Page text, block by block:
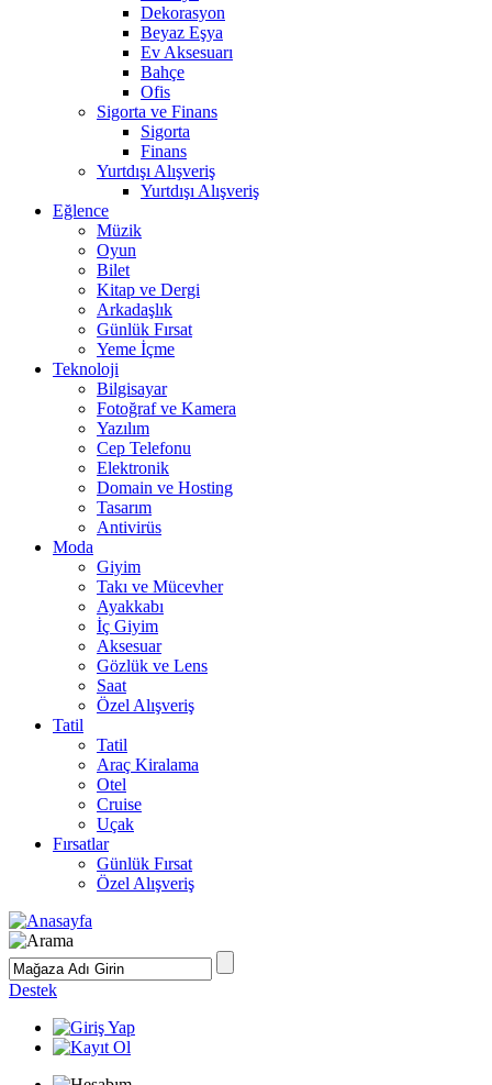
Dekorasyon
Beyaz Eşya
Ev Aksesuarı
Bahçe
Ofis
Sigorta ve Finans
Sigorta
Finans
Yurtdışı Alışveriş
Yurtdışı Alışveriş
Eğlence
Müzik
Oyun
Bilet
Kitap ve Dergi
Arkadaşlık
Günlük Fırsat
Yeme İçme
Teknoloji
Bilgisayar
Fotoğraf ve Kamera
Yazılım
Cep Telefonu
Elektronik
Domain ve Hosting
Tasarım
Antivirüs
Moda
Giyim
Takı ve Mücevher
Ayakkabı
İç Giyim
Aksesuar
Gözlük ve Lens
Saat
Özel Alışveriş
Tatil
Tatil
Araç Kiralama
Otel
Cruise
Uçak
Fırsatlar
Günlük Fırsat
Özel Alışveriş
Destek